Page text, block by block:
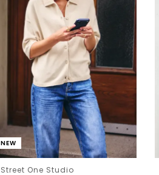
NEW
Street One Studio